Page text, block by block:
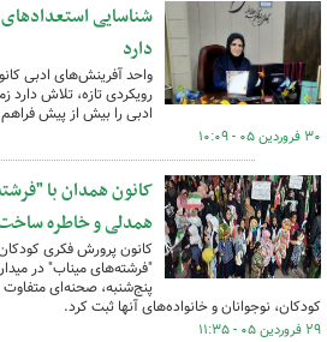
شناسایی
دارد
رویکردی تازه، تلاش دارد
ادبی را بیش از پیش
۳۰ فروردین ۰۵ - ۱۰:۰۹
کانون همدان با
همدلی و خاطره
کانون پرورش فکری کودکان
"فرشته‌های میناب" در
پنج‌شنبه، صحنه‌ای
کودکان، نوجوانان و خانواده‌های آنها ثبت کرد.
۲۹ فروردین ۰۵ - ۱۱:۳۵